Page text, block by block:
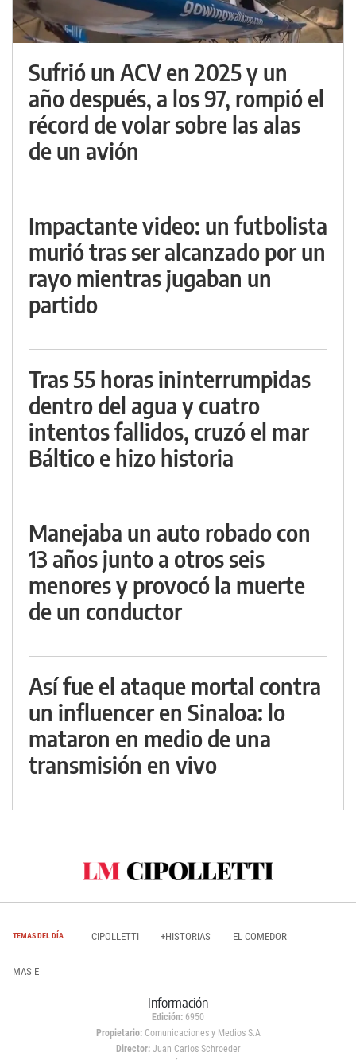
Sufrió un ACV en 2025 y un
año después, a los 97, rompió el
récord de volar sobre las alas
de un avión
Impactante video: un futbolista
murió tras ser alcanzado por un
rayo mientras jugaban un
partido
Tras 55 horas ininterrumpidas
dentro del agua y cuatro
intentos fallidos, cruzó el mar
Báltico e hizo historia
Manejaba un auto robado con
13 años junto a otros seis
menores y provocó la muerte
de un conductor
Así fue el ataque mortal contra
un influencer en Sinaloa: lo
mataron en medio de una
transmisión en vivo
TEMAS DEL DÍA CIPOLLETTI +HISTORIAS EL COMEDOR
MAS E
Información
Edición: 6950
Propietario:Comunicaciones y Medios S.A
Director: Juan Carlos Schroeder